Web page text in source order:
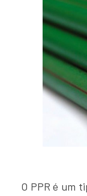
O PPR é um